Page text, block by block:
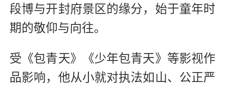
段博与开封府景区的缘分，始于童年时
期的敬仰与向往。
受《包青天》《少年包青天》等影视作
品影响，他从小就对执法如山、公正严